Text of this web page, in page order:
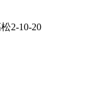
2-10-20